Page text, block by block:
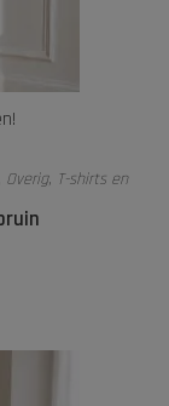
Overig, T-shirts en